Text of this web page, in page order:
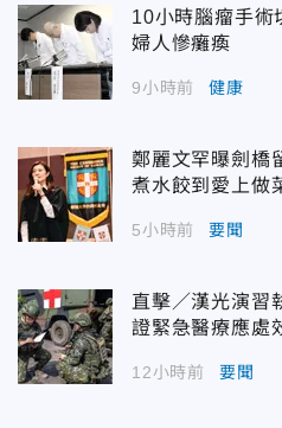
10小時腦瘤手
婦人慘癱瘓
9小時前 健康
鄭麗文罕曝劍橋
煮水餃到愛上做
5小時前 要聞
直擊／漢光演
證緊急醫療應處
12小時前 要聞